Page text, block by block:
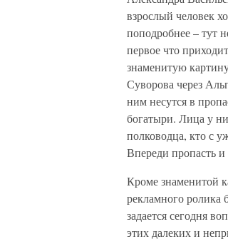
взрослый человек
поподробнее – тут
первое что
знаменитую
Суворова через
ним несутся в
богатыри. Лица у
полководца, кто с
Впереди пропасть
Кроме знаменитой
рекламного ролика
задается сегодня
этих далеких и